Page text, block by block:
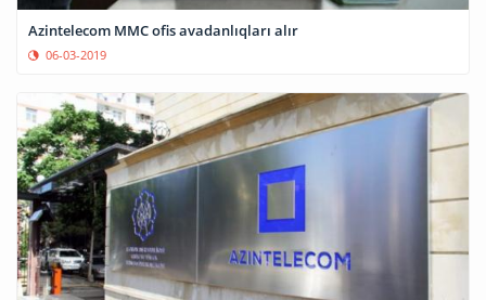
Azintelecom MMC ofis avadanlıqları alır
06-03-2019